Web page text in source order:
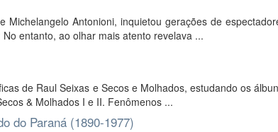
Antonioni, inquietou gerações de
entanto, ao olhar mais atento revelava ...
de Raul Seixas e Secos e Molhados, estudando os
& Molhados I e II. Fenômenos ...
do Paraná (1890-1977)